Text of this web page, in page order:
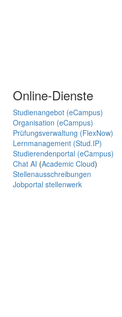
Online-Dienste
Studienangebot (eCampus)
Organisation (eCampus)
Prüfungsverwaltung (FlexNow)
Lernmanagement (Stud.IP)
Studierendenportal (eCampus)
Chat AI (Academic Cloud)
Stellenausschreibungen
Jobportal stellenwerk